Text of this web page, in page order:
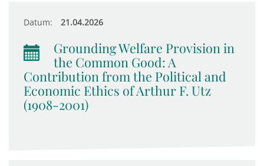
Datum: 21.04.2026
Grounding Welfare Provision in
the Common Good: A
Contribution from the Political and
Economic Ethics of Arthur F. Utz
(1908-2001)